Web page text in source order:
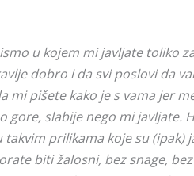
u kojem mi javljate toliko
dobro i da svi poslovi da
mi pišete kako je s vama jer
gore, slabije nego mi javljate.
takvim prilikama koje su (ipak)
biti žalosni, bez snage,